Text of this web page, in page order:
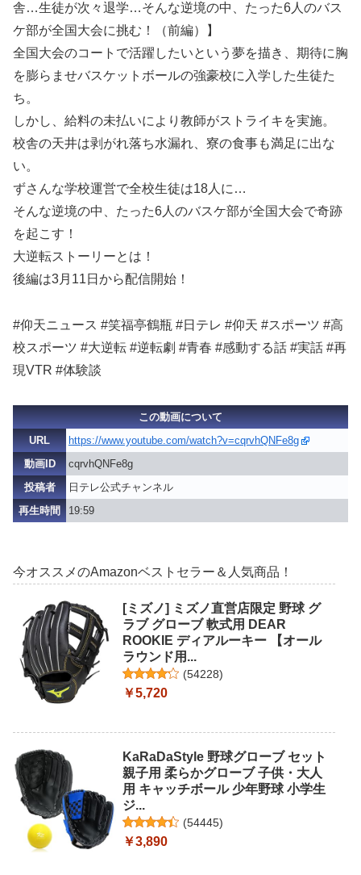
舎…生徒が次々退学…そんな逆境の中、たった6人のバス
ケ部が全国大会に挑む！（前編）】
全国大会のコートで活躍したいという夢を描き、期待に胸
を膨らませバスケットボールの強豪校に入学した生徒た
ち。
しかし、給料の未払いにより教師がストライキを実施。
校舎の天井は剥がれ落ち水漏れ、寮の食事も満足に出な
い。
ずさんな学校運営で全校生徒は18人に…
そんな逆境の中、たった6人のバスケ部が全国大会で奇跡
を起こす！
大逆転ストーリーとは！
後編は3月11日から配信開始！
#仰天ニュース #笑福亭鶴瓶 #日テレ #仰天 #スポーツ #高
校スポーツ #大逆転 #逆転劇 #青春 #感動する話 #実話 #再
現VTR #体験談
この動画について
URL
https://www.youtube.com/watch?v=cqrvhQNFe8g
動画ID
cqrvhQNFe8g
投稿者
日テレ公式チャンネル
再生時間
19:59
今オススメのAmazonベストセラー＆人気商品！
[ミズノ] ミズノ直営店限定 野球 グ
ラブ グローブ 軟式用 DEAR
ROOKIE ディアルーキー 【オール
ラウンド用...
(54228)
￥5,720
KaRaDaStyle 野球グローブ セット
親子用 柔らかグローブ 子供・大人
用 キャッチボール 少年野球 小学生
ジ...
(54445)
￥3,890